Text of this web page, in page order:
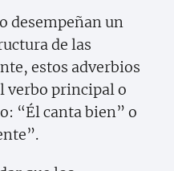
desempeñan un
de las
estos adverbios
verbo principal o
“Él canta bien” o